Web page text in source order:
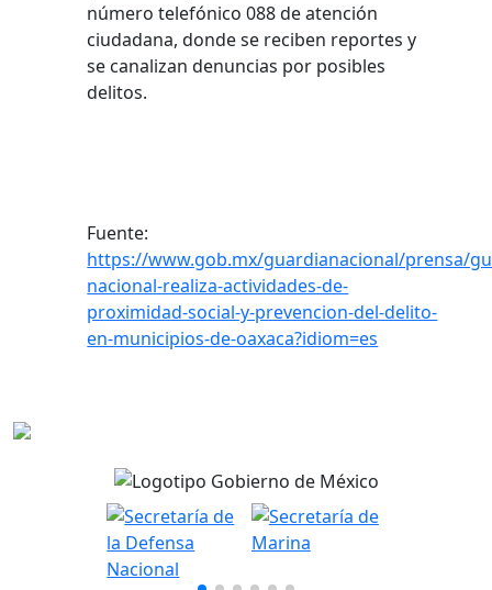
número telefónico 088 de atención
ciudadana, donde se reciben reportes y
se canalizan denuncias por posibles
delitos.
Fuente:
https://www.gob.mx/guardianacional/prensa/
nacional-realiza-actividades-de-
proximidad-social-y-prevencion-del-delito-
en-municipios-de-oaxaca?idiom=es